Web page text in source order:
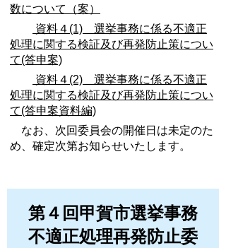
数について（案）
資料４(1) 選挙事務に係る不適正
処理に関する検証及び再発防止策につい
て(答申案)
資料４(2) 選挙事務に係る不適正
処理に関する検証及び再発防止策につい
て(答申案資料編)
なお、次回委員会の開催日は未定のた
め、確定次第お知らせいたします。
第４回甲賀市選挙事務
不適正処理再発防止委